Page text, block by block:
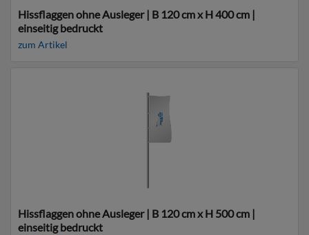
Hissflaggen ohne Ausleger | B 120 cm x H 400 cm |
einseitig bedruckt
zum Artikel
Hissflaggen ohne Ausleger | B 120 cm x H 500 cm |
einseitig bedruckt